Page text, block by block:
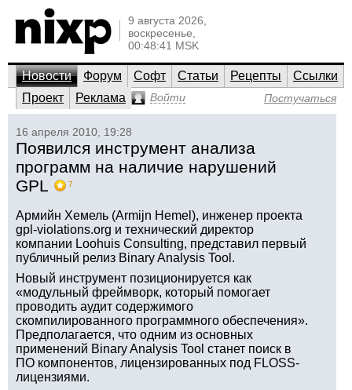
9 августа 2026,
воскресенье,
00:48:41 MSK
Новости Форум Софт Статьи Рецепты
Ссылки
Проект
Реклама Войти Постучаться
16 апреля 2010, 19:28
Появился инструмент анализа
программ на наличие нарушений
GPL
7
Армийн Хемель (Armijn Hemel), инженер проекта
gpl-violations.org и технический директор
компании Loohuis Consulting, представил первый
публичный релиз Binary Analysis Tool.
Новый инструмент позиционируется как
«модульный фреймворк, который помогает
проводить аудит содержимого
скомпилированного программного обеспечения».
Предполагается, что одним из основных
применений Binary Analysis Tool станет поиск в
ПО компонентов, лицензированных под FLOSS-
лицензиями.